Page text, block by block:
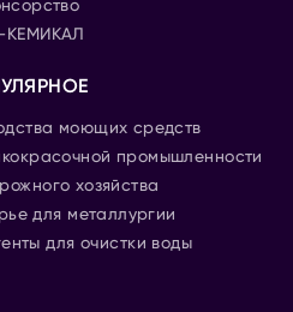
КЕМИКАЛ
моющих средств
промышленности
хозяйства
для металлургии
для очистки воды